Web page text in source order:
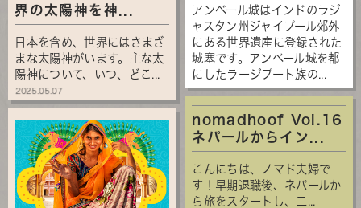
界の太陽神を神...
日本を含め、世界にはさまざ
まな太陽神がいます。主な太
陽神について、いつ、どこ...
2025.05.07
アンベール城はインドのラジ
ャスタン州ジャイプール郊外
にある世界遺産に登録された
城塞です。アンベール城を都
にしたラージプート族の...
nomadhoof Vol.16
ネパールからイン...
こんにちは、ノマド夫婦で
す！早期退職後、ネパールか
ら旅をスタートし、二...